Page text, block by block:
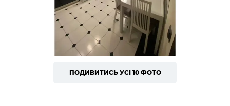
ПОДИВИТИСЬ УСІ 10 ФОТО